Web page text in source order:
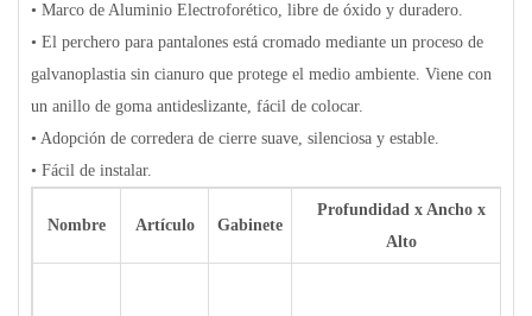
• Marco de Aluminio Electroforético, libre de óxido y duradero.
• El perchero para pantalones está cromado mediante un proceso de
galvanoplastia sin cianuro que protege el medio ambiente. Viene con
un anillo de goma antideslizante, fácil de colocar.
• Adopción de corredera de cierre suave, silenciosa y estable.
• Fácil de instalar.
Nombre Artículo Gabinete
Profundidad x Ancho x
Alto